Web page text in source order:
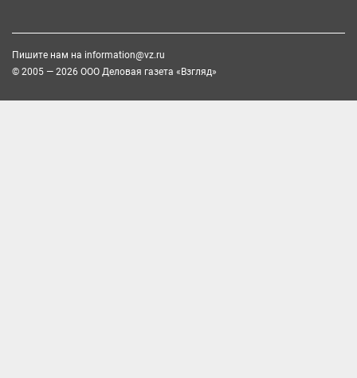
Пишите нам на information@vz.ru
© 2005 — 2026 ООО Деловая газета «Взгляд»